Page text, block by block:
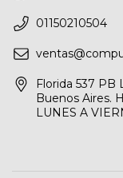
01150210504
Florida 537 PB
Buenos Aires.
LUNES A